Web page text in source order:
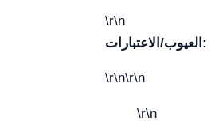
\r\n
العيوب/الاعتبارات:
\r\n\r\n
\r\n